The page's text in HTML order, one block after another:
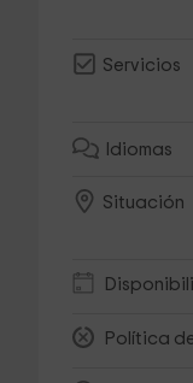
Servicios
Idiomas
Situación
Política